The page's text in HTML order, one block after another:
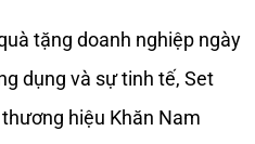
tặng doanh nghiệp ngày
dụng và sự tinh tế, Set
hiệu Khăn Nam